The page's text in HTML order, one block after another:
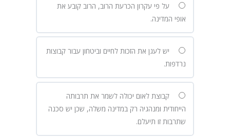
על פי עקרון הכרעת הרוב, הרוב קובע את
אופי המדינה.
יש לעגן את הזכות לחיים וביטחון עבור קבוצות
נרדפות.
קבוצת לאום יכולה לשמר את תרבותה
הייחודית ומנהגיה רק במדינה משלה, שכן יש סכנה
שתרבות זו תיעלם.